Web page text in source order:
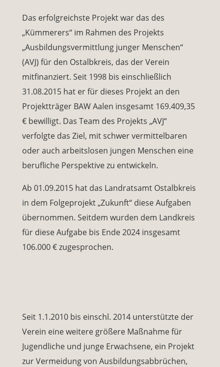
Das erfolgreichste Projekt war das des
„Kümmerers“ im Rahmen des Projekts
„Ausbildungsvermittlung junger Menschen“
(AVJ) für den Ostalbkreis, das der Verein
mitfinanziert. Seit 1998 bis einschließlich
31.08.2015 hat er für dieses Projekt an den
Projektträger BAW Aalen insgesamt 169.409,35
€ bewilligt. Das Team des Projekts „AVJ“
verfolgte das Ziel, mit schwer vermittelbaren
oder auch arbeitslosen jungen Menschen eine
berufliche Perspektive zu entwickeln.
Ab 01.09.2015 hat das Landratsamt Ostalbkreis
in dem Folgeprojekt „Zukunft“ diese Aufgaben
übernommen. Seitdem wurden dem Landkreis
für diese Aufgabe bis Ende 2024 insgesamt
106.000 € zugesprochen.
Seit 1.1.2010 bis einschl. 2014 unterstützte der
Verein eine weitere größere Maßnahme für
Jugendliche und junge Erwachsene, ein Projekt
zur Vermeidung von Ausbildungsabbrüchen,